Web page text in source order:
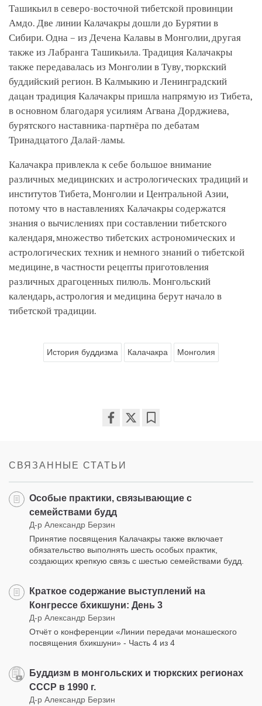
Ташикьил в северо-восточной тибетской провинции
Амдо. Две линии Калачакры дошли до Бурятии в
Сибири. Одна – из Дечена Калавы в Монголии, другая
также из Лабранга Ташикьила. Традиция Калачакры
также передавалась из Монголии в Туву, тюркский
буддийский регион. В Калмыкию и Ленинградский
дацан традиция Калачакры пришла напрямую из Тибета,
в основном благодаря усилиям Агвана Дорджиева,
бурятского наставника-партнёра по дебатам
Тринадцатого Далай-ламы.
Калачакра привлекла к себе большое внимание
различных медицинских и астрологических традиций и
институтов Тибета, Монголии и Центральной Азии,
потому что в наставлениях Калачакры содержатся
знания о вычислениях при составлении тибетского
календаря, множество тибетских астрономических и
астрологических техник и немного знаний о тибетской
медицине, в частности рецепты приготовления
различных драгоценных пилюль. Монгольский
календарь, астрология и медицина берут начало в
тибетской традиции.
История буддизма Калачакра Монголия
СВЯЗАННЫЕ СТАТЬИ
Особые практики, связывающие с
семействами будд
Д-р Александр Берзин
Принятие посвящения Калачакры также включает
обязательство выполнять шесть особых практик,
создающих крепкую связь с шестью семействами будд.
Краткое содержание выступлений на
Конгрессе бхикшуни: День 3
Д-р Александр Берзин
Отчёт о конференции «Линии передачи монашеского
посвящения бхикшуни» - Часть 4 из 4
Буддизм в монгольских и тюркских регионах
СССР в 1990 г.
Д-р Александр Берзин